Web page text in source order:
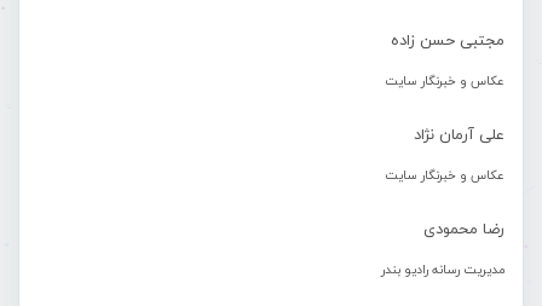
مجتبی حسن زاده
عکاس و خبرنگار سایت
علی آرمان نژاد
عکاس و خبرنگار سایت
رضا محمودی
مدیریت رسانه رادیو بندر